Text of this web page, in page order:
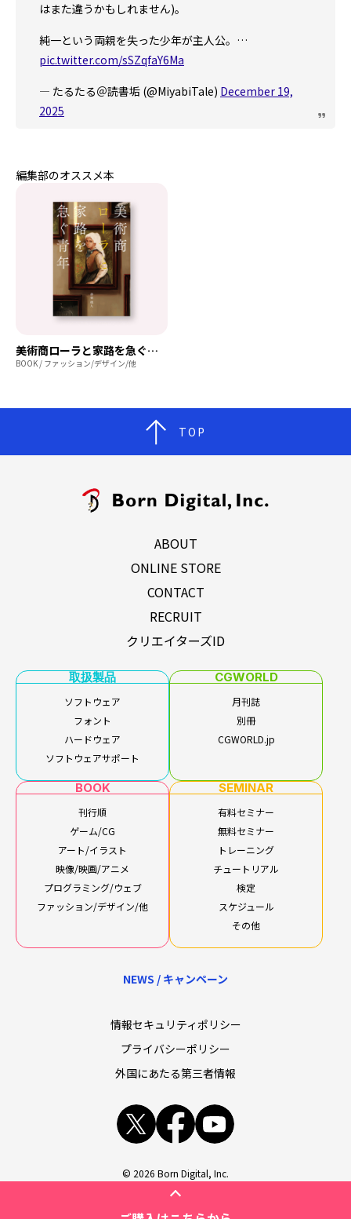
はまた違うかもしれません)。
純一という両親を失った少年が主人公。…
pic.twitter.com/sSZqfaY6Ma
— たるたる＠読書垢 (@MiyabiTale) December 19,
2025
編集部のオススメ本
美術商ローラと家路を急ぐ青年
BOOK / ファッション/デザイン/他
TOP
ABOUT
ONLINE STORE
CONTACT
RECRUIT
クリエイターズID
取扱製品
ソフトウェア
フォント
ハードウェア
ソフトウェアサポート
CGWORLD
月刊誌
別冊
CGWORLD.jp
BOOK
刊行順
ゲーム/CG
アート/イラスト
映像/映画/アニメ
プログラミング/ウェブ
ファッション/デザイン/他
SEMINAR
有料セミナー
無料セミナー
トレーニング
チュートリアル
検定
スケジュール
その他
NEWS / キャンペーン
情報セキュリティポリシー
プライバシーポリシー
外国にあたる第三者情報
x facebook
© 2026 Born Digital, Inc.